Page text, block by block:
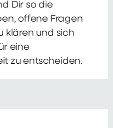
Dir so die
offene Fragen
klären und sich
eine
zu entscheiden.